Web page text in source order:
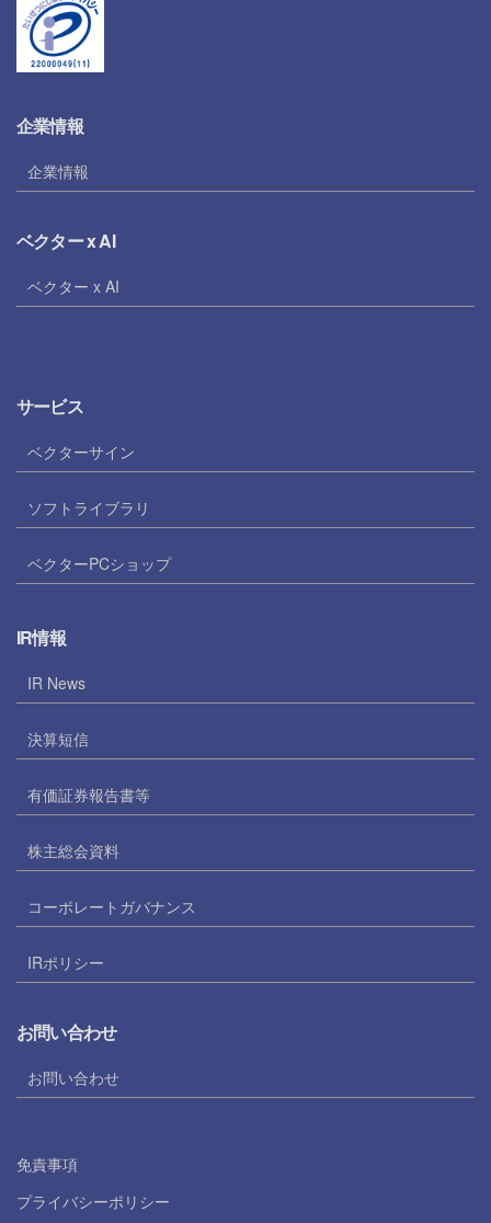
企業情報
企業情報
ベクター x AI
ベクター x AI
サービス
ベクターサイン
ソフトライブラリ
ベクターPCショップ
IR情報
IR News
決算短信
有価証券報告書等
株主総会資料
コーポレートガバナンス
IRポリシー
お問い合わせ
お問い合わせ
免責事項
プライバシーポリシー